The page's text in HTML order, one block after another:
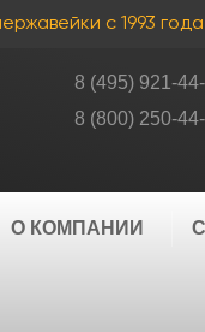
с 1993 года
8 (495) 921-44-
8 (800) 250-44-
О КОМПАНИИ